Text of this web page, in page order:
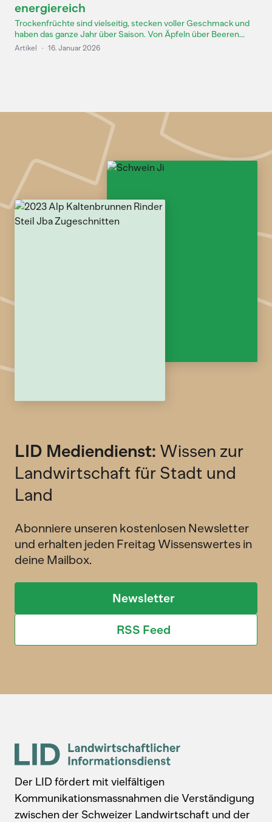
energiereich
Trockenfrüchte sind vielseitig, stecken voller Geschmack und
haben das ganze Jahr über Saison. Von Äpfeln über Beeren...
Artikel · 16. Januar 2026
LID Mediendienst: Wissen zur
Landwirtschaft für Stadt und
Land
Abonniere unseren kostenlosen Newsletter
und erhalten jeden Freitag Wissenswertes in
deine Mailbox.
Newsletter
RSS Feed
Der LID fördert mit vielfältigen
Kommunikationsmassnahmen die Verständigung
zwischen der Schweizer Landwirtschaft und der